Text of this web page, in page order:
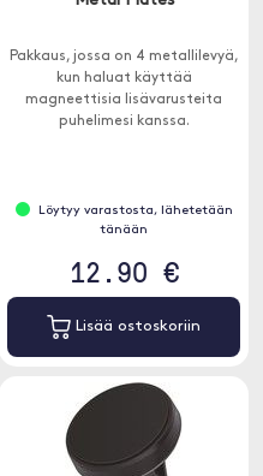
Pakkaus, jossa on 4 metallilevyä,
kun haluat käyttää
magneettisia lisävarusteita
puhelimesi kanssa.
Löytyy varastosta, lähetetään
tänään
12.90 €
Lisää ostoskoriin